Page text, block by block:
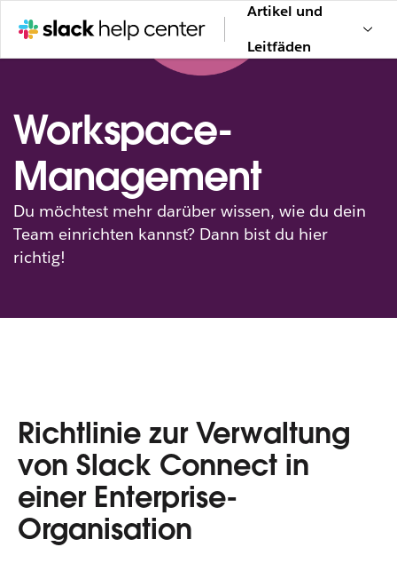
Artikel und
Leitfäden
Workspace-
Management
Du möchtest mehr darüber wissen, wie du dein
Team einrichten kannst? Dann bist du hier
richtig!
Richtlinie zur Verwaltung
von Slack Connect in
einer Enterprise-
Organisation